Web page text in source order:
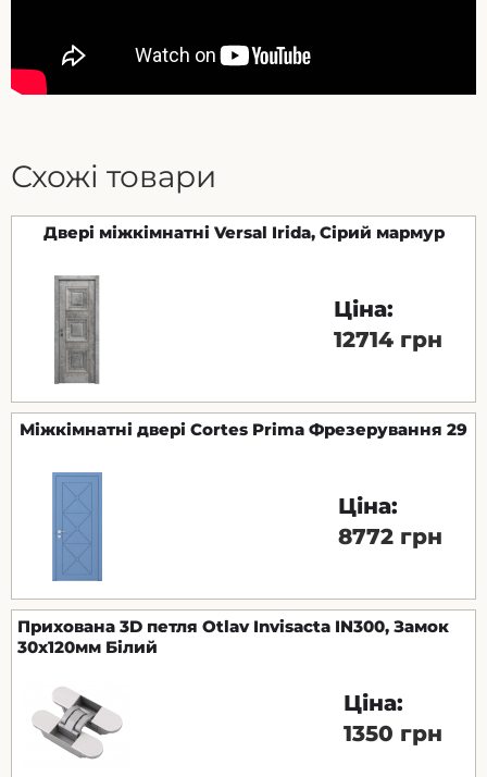
Схожі товари
Двері міжкімнатні Versal Irida, Сірий мармур
Ціна:
12714 грн
Міжкімнатні двері Cortes Prima Фрезерування 29
Ціна:
8772 грн
Прихована 3D петля Otlav Invisacta IN300, Замок
30x120мм Білий
Ціна:
1350 грн